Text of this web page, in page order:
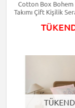
Cotton Box Bohem
Takımı Çift Kişilik